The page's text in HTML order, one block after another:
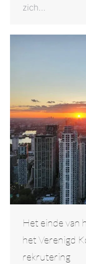
zich…
Het einde van
het Verenigd
rekrutering